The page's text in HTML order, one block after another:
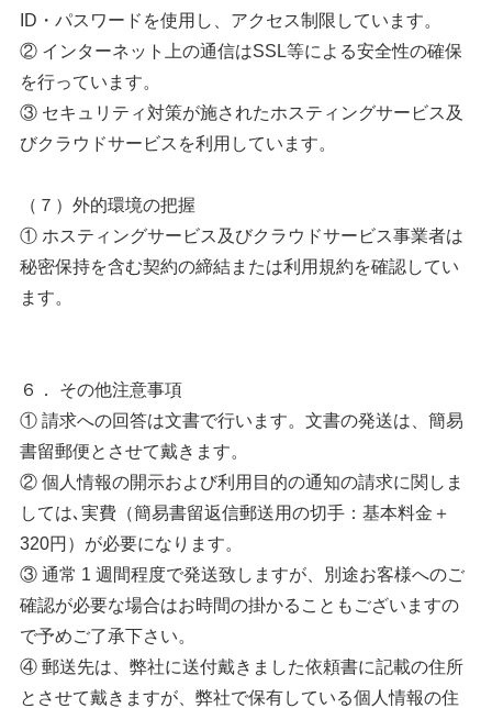
ID・パスワードを使用し、アクセス制限しています。
② インターネット上の通信はSSL等による安全性の確保
を行っています。
③ セキュリティ対策が施されたホスティングサービス及
びクラウドサービスを利用しています。
（７）外的環境の把握
① ホスティングサービス及びクラウドサービス事業者は
秘密保持を含む契約の締結または利用規約を確認してい
ます。
６． その他注意事項
① 請求への回答は文書で行います。文書の発送は、簡易
書留郵便とさせて戴きます。
② 個人情報の開示および利用目的の通知の請求に関しま
しては､実費（簡易書留返信郵送用の切手：基本料金＋
320円）が必要になります。
③ 通常 1 週間程度で発送致しますが、別途お客様へのご
確認が必要な場合はお時間の掛かることもございますの
で予めご了承下さい。
④ 郵送先は、弊社に送付戴きました依頼書に記載の住所
とさせて戴きますが、弊社で保有している個人情報の住